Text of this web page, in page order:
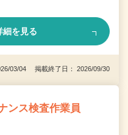
細を見る
03/04 掲載終了日： 2026/09/30
ンス検査作業員